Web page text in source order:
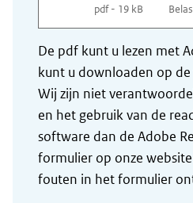
pdf - 19 kB
De pdf kunt u lezen met
kunt u downloaden op
Wij zijn niet
en het gebruik van de
software dan de Adobe
formulier op onze
fouten in het formulier